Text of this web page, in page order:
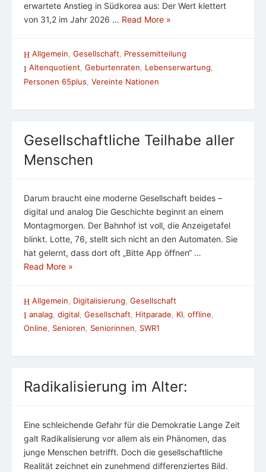
erwartete Anstieg in Südkorea aus: Der Wert klettert
von 31,2 im Jahr 2026 … Read More »
Allgemein Gesellschaft
Pressemitteilung
Altenquotient, Geburtenraten, Lebenserwartung,
Personen 65plus Vereinte Nationen
Gesellschaftliche Teilhabe aller
Menschen
Darum braucht eine moderne Gesellschaft beides –
digital und analog Die Geschichte beginnt an einem
Montagmorgen. Der Bahnhof ist voll, die Anzeigetafel
blinkt. Lotte, 76, stellt sich nicht an den Automaten. Sie
hat gelernt, dass dort oft „Bitte App öffnen“ …
Read More »
Allgemein Digitalisierung Gesellschaft
analag digital Gesellschaft Hitparade KI offline
Online, Senioren, Seniorinnen, SWR1
Radikalisierung im Alter:
Eine schleichende Gefahr für die Demokratie Lange Zeit
galt Radikalisierung vor allem als ein Phänomen, das
junge Menschen betrifft. Doch die gesellschaftliche
Realität zeichnet ein zunehmend differenziertes Bild.